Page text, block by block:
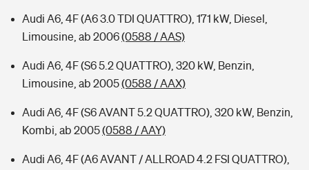
Audi A6, 4F (A6 3.0 TDI QUATTRO), 171 kW, Diesel,
Limousine, ab 2006(0588 / AAS)
Audi A6, 4F (S6 5.2 QUATTRO), 320 kW, Benzin,
Limousine, ab 2005(0588 / AAX)
Audi A6, 4F (S6 AVANT 5.2 QUATTRO), 320 kW, Benzin,
Kombi, ab 2005(0588 / AAY)
Audi A6, 4F (A6 AVANT / ALLROAD 4.2 FSI QUATTRO),